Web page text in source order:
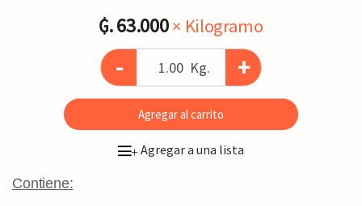
₲. 63.000× Kilogramo
- Kg. +
Agregar al carrito
+Agregar a una lista
Contiene: